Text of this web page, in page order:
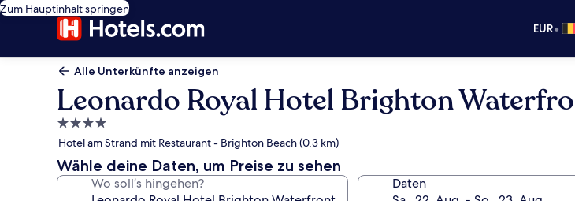
Zum Hauptinhalt springen
EUR•
Alle Unterkünfte anzeigen
Leonardo Royal Hotel Brighton
4.0-
Sterne-
Unterkunft
Hotel am Strand mit Restaurant - Brighton Beach (0,3 km)
Wähle deine Daten, um Preise zu sehen
Wo soll’s hingehen? Daten